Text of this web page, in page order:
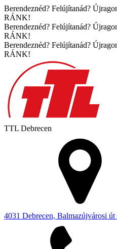
Berendeznéd? Felújítanád?
RÁNK!
Berendeznéd? Felújítanád?
RÁNK!
Berendeznéd? Felújítanád?
RÁNK!
TTL Debrecen
4031 Debrecen, Balmazújvárosi út